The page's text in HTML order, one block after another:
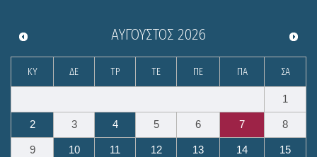
ΑΎΓΟΥΣΤΟΣ 2026
ΚΥ ΔΕ ΤΡ ΤΕ ΠΕ ΠΑ ΣΑ
1
2 3 4 5 6 7 8
9 10 11 12 13 14 15